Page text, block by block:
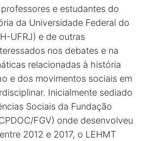
e estudantes do
da Universidade Federal do
UFRJ) e de outras
nos debates e na
relacionadas à história
e dos movimentos sociais em
Inicialmente sediado
Sociais da Fundação
FGV) onde desenvolveu
2012 e 2017, o LEHMT